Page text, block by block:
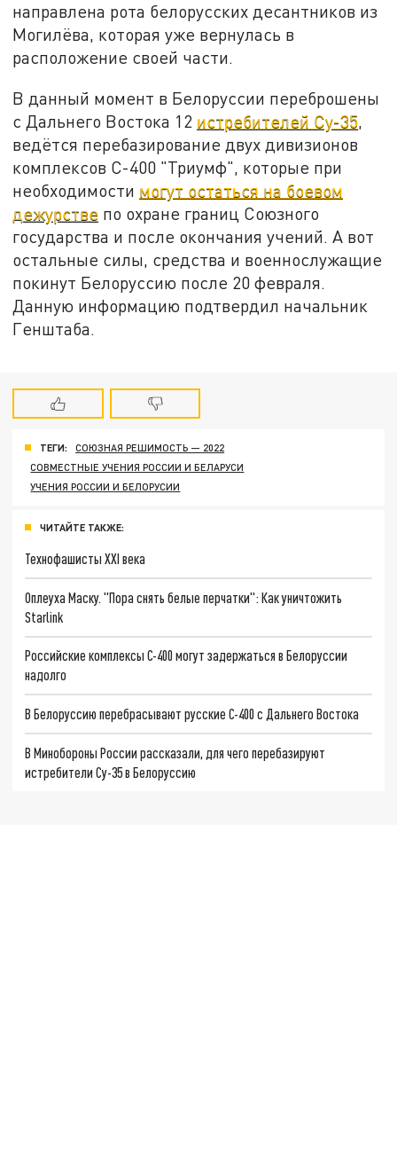
направлена рота белорусских десантников из
Могилёва, которая уже вернулась в
расположение своей части.
В данный момент в Белоруссии переброшены
с Дальнего Востока 12 истребителей Су-35,
ведётся перебазирование двух дивизионов
комплексов С-400 "Триумф", которые при
необходимости могут остаться на боевом
дежурстве по охране границ Союзного
государства и после окончания учений. А вот
остальные силы, средства и военнослужащие
покинут Белоруссию после 20 февраля.
Данную информацию подтвердил начальник
Генштаба.
ТЕГИ:
СОЮЗНАЯ РЕШИМОСТЬ — 2022
СОВМЕСТНЫЕ УЧЕНИЯ РОССИИ И БЕЛАРУСИ
УЧЕНИЯ РОССИИ И БЕЛОРУСИИ
ЧИТАЙТЕ ТАКЖЕ:
Технофашисты XXI века
Оплеуха Маску. "Пора снять белые перчатки": Как уничтожить
Starlink
Российские комплексы С-400 могут задержаться в Белоруссии
надолго
В Белоруссию перебрасывают русские С-400 с Дальнего Востока
В Минобороны России рассказали, для чего перебазируют
истребители Су-35 в Белоруссию